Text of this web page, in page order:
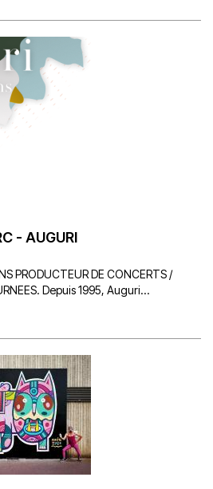
- AUGURI
PRODUCTEUR DE CONCERTS /
Depuis 1995, Auguri...